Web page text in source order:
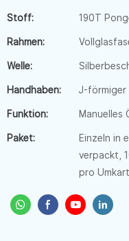
Stoff: 190T
Rahmen:
Welle:
Handhaben: J-
Funktion: Manuelles
Paket:
Einzeln in
verpackt,
pro